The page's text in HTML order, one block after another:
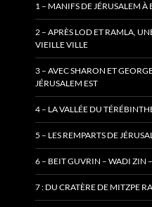
1 – MANIFS DE JÉRUSALEM À
2 – APRÈS LOD ET RAMLA,
VIEILLE VILLE
3 – AVEC SHARON ET
JÉRUSALEM EST
4 – LA VALLÉE DU
5 – LES REMPARTS DE
6 – BEIT GUVRIN – WADI ZIN
7 : DU CRATÈRE DE MITZPE